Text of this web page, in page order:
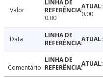
Valor
0.00
0.00
Data
Comentário